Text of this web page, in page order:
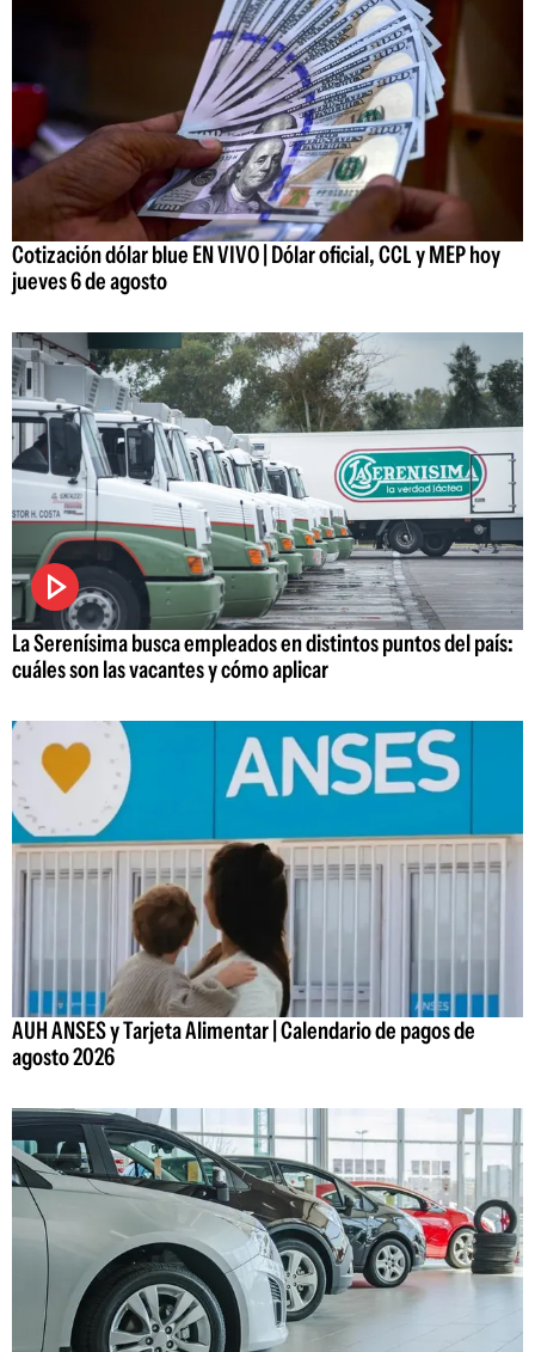
Cotización dólar blue EN VIVO | Dólar oficial, CCL y MEP hoy
jueves 6 de agosto
La Serenísima busca empleados en distintos puntos del país:
cuáles son las vacantes y cómo aplicar
AUH ANSES y Tarjeta Alimentar | Calendario de pagos de
agosto 2026